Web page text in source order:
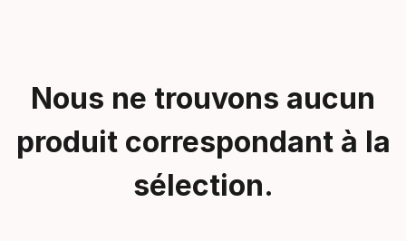
Nous ne trouvons aucun
produit correspondant à la
sélection.